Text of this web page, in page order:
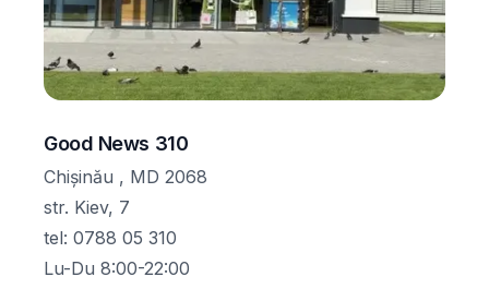
Good News 310
Chișinău , MD 2068
str. Kiev, 7
tel: 0788 05 310
Lu-Du 8:00-22:00